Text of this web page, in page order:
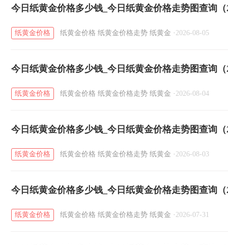
今日纸黄金价格多少钱_今日纸黄金价格走势图查询（
纸黄金价格 纸黄金价格 纸黄金价格走势 纸黄金 · 2026-08-05
今日纸黄金价格多少钱_今日纸黄金价格走势图查询（
纸黄金价格 纸黄金价格 纸黄金价格走势 纸黄金 · 2026-08-04
今日纸黄金价格多少钱_今日纸黄金价格走势图查询（
纸黄金价格 纸黄金价格 纸黄金价格走势 纸黄金 · 2026-08-03
今日纸黄金价格多少钱_今日纸黄金价格走势图查询（
纸黄金价格 纸黄金价格 纸黄金价格走势 纸黄金 · 2026-07-31